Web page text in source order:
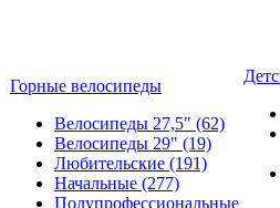
Горные велосипеды
Велосипеды 27,5" (62)
Велосипеды 29" (19)
Любительские (191)
Начальные (277)
Полупрофессиональные